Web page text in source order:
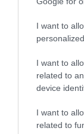
I want to
I want to
related to
device
I want to
related to
mert a falu
egy
falu
Habár az